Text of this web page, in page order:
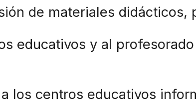
de materiales
educativos y al
los centros educativos